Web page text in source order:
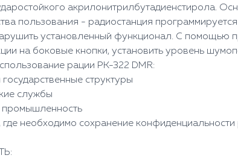
акрилонитрилбутадиенстирола.
пользования - радиостанция
установленный функционал. С помощью
на боковые кнопки, установить уровень
рации РК-322 DMR:
структуры
службы
необходимо сохранение